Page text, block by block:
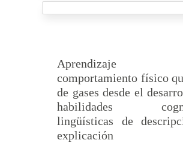
Aprendizaje
comportamiento físico
de gases desde el
habilidades
lingüísticas de
explicación